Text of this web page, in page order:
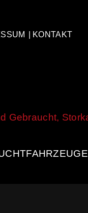
| KONTAKT